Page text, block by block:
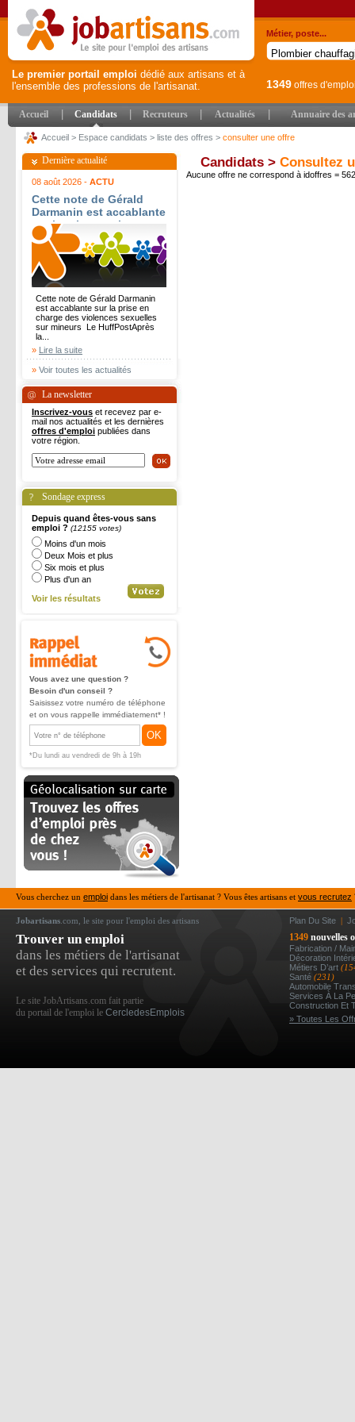
Le premier portail emploi dédié aux artisans et à
l'ensemble des professions de l'artisanat.
Métier, poste...
1349 offres
Accueil Candidats Recruteurs Actualités Annuaire des
Accueil > Espace candidats > liste des offres > consulter une offre
Dernière actualité
08 août 2026 - ACTU
Cette note de Gérald
Darmanin est accablante
sur la prise en charge
des violences sexuelles
sur mineurs - Le
HuffPost
Cette note de Gérald Darmanin
est accablante sur la prise en
charge des violences sexuelles
sur mineurs Le HuffPostAprès
la...
» Lire la suite
» Voir toutes les actualités
La newsletter
Inscrivez-vous et recevez par e-
mail nos actualités et les dernières
offres d'emploi publiées dans
votre région.
Sondage express
Depuis quand êtes-vous sans
emploi ? (12155 votes)
Moins d'un mois
Deux Mois et plus
Six mois et plus
Plus d'un an
Voir les résultats
Vous avez une question ?
Besoin d'un conseil ?
Saisissez votre numéro de téléphone
et on vous rappelle immédiatement* !
OK
*Du lundi au vendredi de 9h à 19h
Candidats > Consultez
Aucune offre ne correspond à idoffres =
Vous cherchez un emploi dans les métiers de l'artisanat ? Vous êtes artisans et vous recrutez
Jobartisans .com, le site pour l'emploi des artisans Plan Du Site |
Trouver un emploi
dans les métiers de l'artisanat
et des services qui recrutent.
Le site JobArtisans.com fait partie
du portail de l'emploi le CercledesEmplois
1349 nouvelles
Fabrication /
Décoration
Métiers D’art
Santé (231)
Automobile
Services À La
Construction Et
» Toutes Les